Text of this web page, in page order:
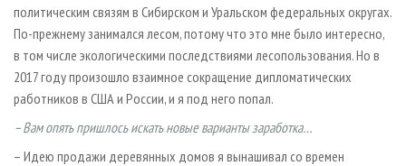
политическим связям в Сибирском и Уральском федеральных округах.
По-прежнему занимался лесом, потому что это мне было интересно,
в том числе экологическими последствиями лесопользования. Но в
2017 году произошло взаимное сокращение дипломатических
работников в США и России, и я под него попал.
– Вам опять пришлось искать новые варианты заработка…
– Идею продажи деревянных домов я вынашивал со времен